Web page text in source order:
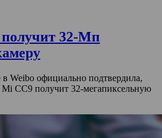
32-Мп
в Weibo официально подтвердила,
CC9 получит 32-мегапиксельную